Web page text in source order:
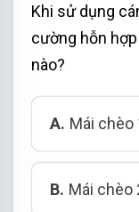
Khi sử dụng
cường hỗn
nào?
A. Mái chèo
B. Mái chèo